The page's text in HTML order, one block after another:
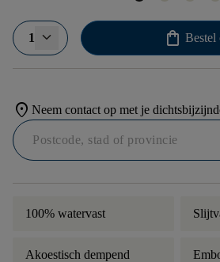
1 shopping_bag Bestel
location_on Neem contact op met je
100% watervast
Akoestisch dempend